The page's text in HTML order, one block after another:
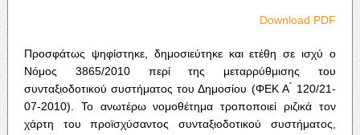
Download PDF
Προσφάτως ψηφίστηκε, δημοσιεύτηκε και ετέθη σε ισχύ ο
Νόμος 3865/2010 περί της μεταρρύθμισης του
συνταξιοδοτικού συστήματος του Δημοσίου (ΦΕΚ Α ́ 120/21-
07-2010). Το ανωτέρω νομοθέτημα τροποποιεί ριζικά τον
χάρτη του προϊσχύσαντος συνταξιοδοτικού συστήματος,